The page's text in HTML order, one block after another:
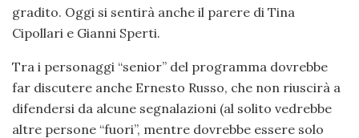
gradito. Oggi si sentirà anche il parere di Tina
Cipollari e Gianni Sperti.
Tra i personaggi “senior” del programma dovrebbe
far discutere anche Ernesto Russo, che non riuscirà a
difendersi da alcune segnalazioni (al solito vedrebbe
altre persone “fuori”, mentre dovrebbe essere solo